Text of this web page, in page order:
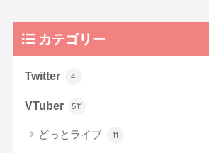
カテゴリー
Twitter 4
VTuber 511
どっとライブ 11